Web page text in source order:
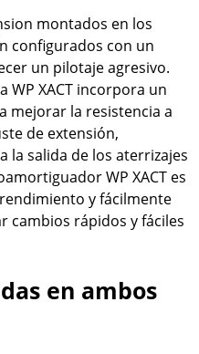
montados en los
configurados con un
un pilotaje agresivo.
WP XACT incorpora un
mejorar la resistencia a
de extensión,
la salida de los aterrizajes
WP XACT es
y fácilmente
cambios rápidos y fáciles
en ambos